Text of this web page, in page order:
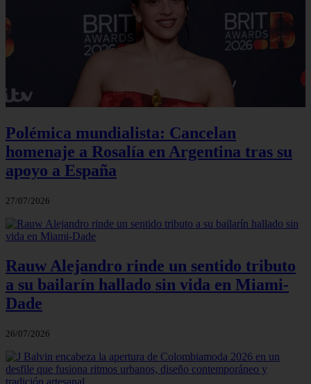
Polémica mundialista: Cancelan
homenaje a Rosalía en Argentina tras su
apoyo a España
27/07/2026
Rauw Alejandro rinde un sentido tributo
a su bailarín hallado sin vida en Miami-
Dade
26/07/2026